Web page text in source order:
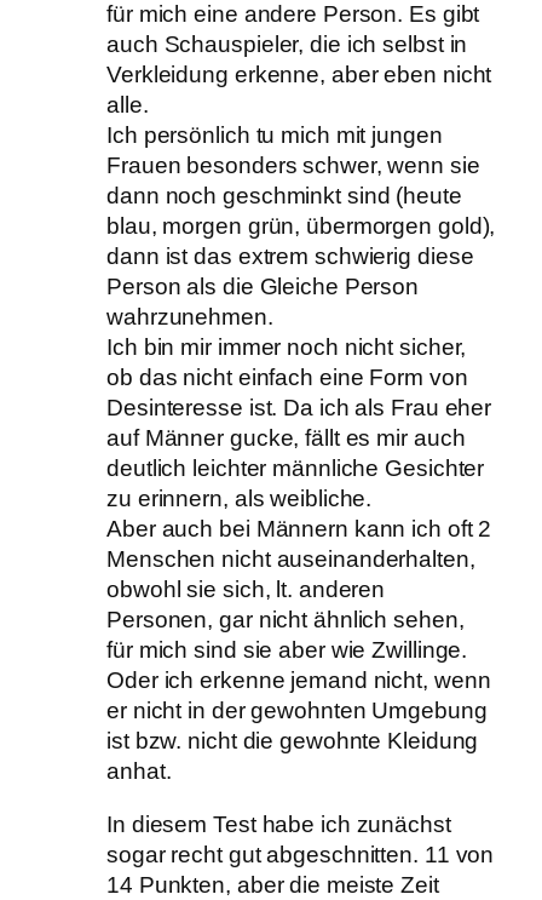
für mich eine andere Person. Es gibt
auch Schauspieler, die ich selbst in
Verkleidung erkenne, aber eben nicht
alle.
Ich persönlich tu mich mit jungen
Frauen besonders schwer, wenn sie
dann noch geschminkt sind (heute
blau, morgen grün, übermorgen gold),
dann ist das extrem schwierig diese
Person als die Gleiche Person
wahrzunehmen.
Ich bin mir immer noch nicht sicher,
ob das nicht einfach eine Form von
Desinteresse ist. Da ich als Frau eher
auf Männer gucke, fällt es mir auch
deutlich leichter männliche Gesichter
zu erinnern, als weibliche.
Aber auch bei Männern kann ich oft 2
Menschen nicht auseinanderhalten,
obwohl sie sich, lt. anderen
Personen, gar nicht ähnlich sehen,
für mich sind sie aber wie Zwillinge.
Oder ich erkenne jemand nicht, wenn
er nicht in der gewohnten Umgebung
ist bzw. nicht die gewohnte Kleidung
anhat.
In diesem Test habe ich zunächst
sogar recht gut abgeschnitten. 11 von
14 Punkten, aber die meiste Zeit